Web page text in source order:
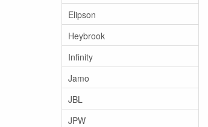
Elipson
Heybrook
Infinity
Jamo
JBL
JPW